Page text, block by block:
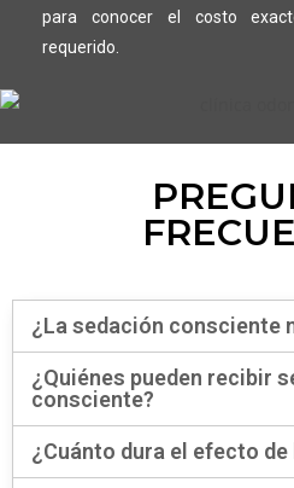
para conocer el costo
requerido.
¿La sedación consciente
¿Quiénes pueden recibir
consciente?
¿Cuánto dura el efecto de